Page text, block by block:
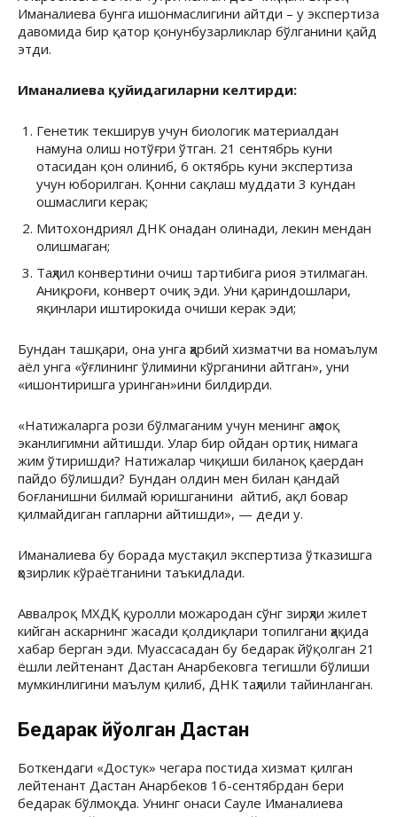
Иманалиева бунга ишонмаслигини айтди – у экспертиза
давомида бир қатор қонунбузарликлар бўлганини қайд
этди.
Иманалиева қуйидагиларни келтирди:
Генетик текширув учун биологик материалдан
намуна олиш нотўғри ўтган. 21 сентябрь куни
отасидан қон олиниб, 6 октябрь куни экспертиза
учун юборилган. Қонни сақлаш муддати 3 кундан
ошмаслиги керак;
Митохондриял ДНК онадан олинади, лекин мендан
олишмаган;
Таҳлил конвертини очиш тартибига риоя этилмаган.
Аниқроғи, конверт очиқ эди. Уни қариндошлари,
яқинлари иштирокида очиши керак эди;
Бундан ташқари, она унга ҳарбий хизматчи ва номаълум
аёл унга «ўғлининг ўлимини кўрганини айтган», уни
«ишонтиришга уринган»ини билдирди.
«Натижаларга рози бўлмаганим учун менинг аҳмоқ
эканлигимни айтишди. Улар бир ойдан ортиқ нимага
жим ўтиришди? Натижалар чиқиши биланоқ қаердан
пайдо бўлишди? Бундан олдин мен билан қандай
боғланишни билмай юришганини айтиб, ақл бовар
қилмайдиган гапларни айтишди», — деди у.
Иманалиева бу борада мустақил экспертиза ўтказишга
ҳозирлик кўраётганини таъкидлади.
Аввалроқ МХДҚ қуролли можародан сўнг зирҳли жилет
кийган аскарнинг жасади қолдиқлари топилгани ҳақида
хабар берган эди. Муассасадан бу бедарак йўқолган 21
ёшли лейтенант Дастан Анарбековга тегишли бўлиши
мумкинлигини маълум қилиб, ДНК таҳлили тайинланган.
Бедарак йўқолган Дастан
Боткендаги «Достук» чегара постида хизмат қилган
лейтенант Дастан Анарбеков 16-сентябрдан бери
бедарак бўлмоқда. Унинг онаси Сауле Иманалиева